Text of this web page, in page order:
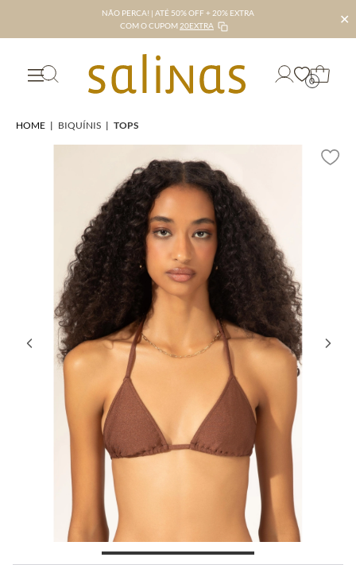
NÃO PERCA! | ATÉ 50% OFF + 20% EXTRA
COM O CUPOM 20EXTRA ✕
0
HOME | BIQUÍNIS | TOPS